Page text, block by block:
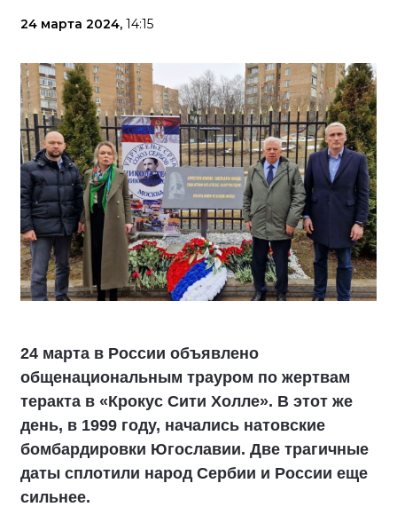
24 марта 2024, 14:15
24 марта в России объявлено
общенациональным трауром по жертвам
теракта в «Крокус Сити Холле». В этот же
день, в 1999 году, начались натовские
бомбардировки Югославии. Две трагичные
даты сплотили народ Сербии и России еще
сильнее.